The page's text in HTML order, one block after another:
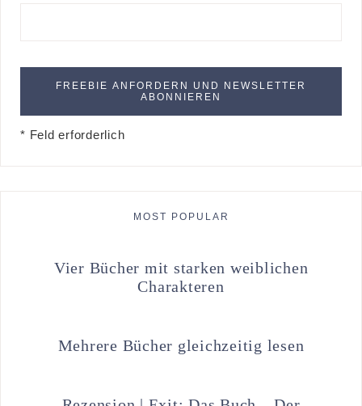
* Feld erforderlich
MOST POPULAR
Vier Bücher mit starken weiblichen
Charakteren
Mehrere Bücher gleichzeitig lesen